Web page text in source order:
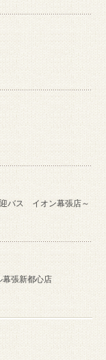
迎バス イオン幕張店～
幕張新都心店